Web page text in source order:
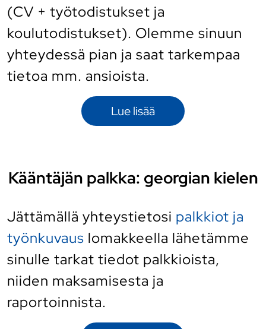
(CV + työtodistukset ja
koulutodistukset). Olemme sinuun
yhteydessä pian ja saat tarkempaa
tietoa mm. ansioista.
Lue lisää
Kääntäjän palkka: georgian kielen
Jättämällä yhteystietosi palkkiot ja
työnkuvaus lomakkeella lähetämme
sinulle tarkat tiedot palkkioista,
niiden maksamisesta ja
raportoinnista.